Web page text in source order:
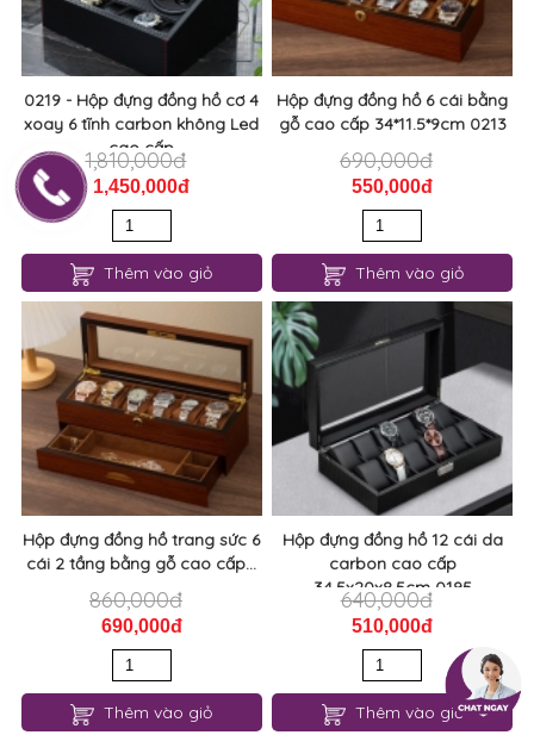
0219 - Hộp đựng đồng hồ cơ 4
xoay 6 tĩnh carbon không Led
cao cấp
1,810,000đ
1,450,000đ
Thêm vào giỏ
Hộp đựng đồng hồ 6 cái bằng
gỗ cao cấp 34*11.5*9cm 0213
690,000đ
550,000đ
Thêm vào giỏ
Hộp đựng đồng hồ trang sức 6
cái 2 tầng bằng gỗ cao cấp...
860,000đ
690,000đ
Thêm vào giỏ
Hộp đựng đồng hồ 12 cái da
carbon cao cấp
34.5x20x8.5cm 0195
640,000đ
510,000đ
Thêm vào giỏ